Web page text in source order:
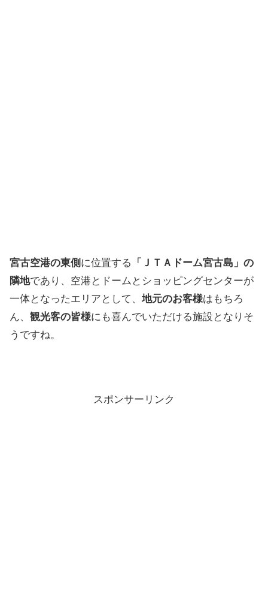
宮古空港の東側 に位置する
「ＪＴＡドーム宮古島」の
隣地であり、空港とドームとショッピングセンターが
一体となったエリアとして、 地元のお客様はもちろ
ん、 観光客の皆様にも喜んでいただける施設となりそ
うですね。
スポンサーリンク